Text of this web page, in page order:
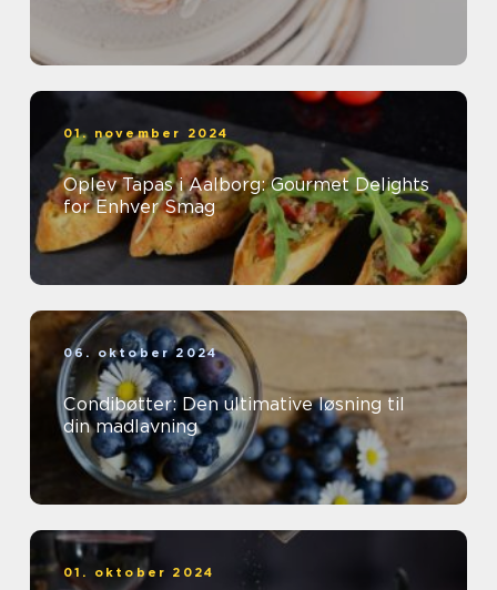
01. november 2024
Oplev Tapas i Aalborg: Gourmet Delights
for Enhver Smag
06. oktober 2024
Condibøtter: Den ultimative løsning til
din madlavning
01. oktober 2024